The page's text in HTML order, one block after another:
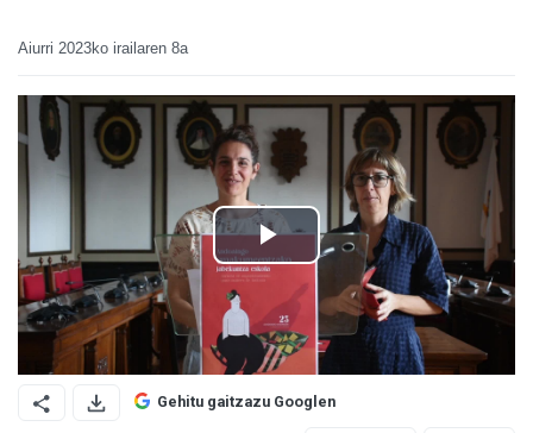
Aiurri 2023ko irailaren 8a
Gehitu gaitzazu Googlen